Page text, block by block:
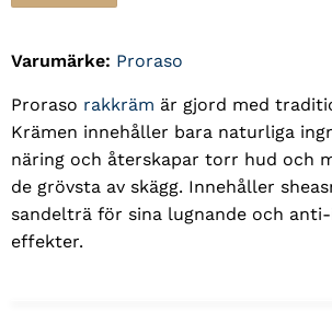
Varumärke: Proraso
Proraso rakkräm är gjord med
Krämen innehåller bara naturliga
näring och återskapar torr hud och
de grövsta av skägg. Innehåller
sandelträ för sina lugnande och
effekter.